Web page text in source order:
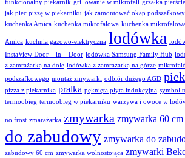
funkcjonalny piekarnik grillowanie w mikrofali grzałka
jak piec pizzę w piekarniku jak zamontować okap podszafkowy
kuchenka Amica kuchenka mikrofalowa kuchenka
Amica kuchnia gazowo-elektryczna lodówka
InstaView Door – in – Door lodówka Samsung Family Hub
z zamrażarką na dole lodówka z zamrażarką na górze
podszafkowego montaż zmywarki odbiór dużego AGD
pizza z piekarnika pralka pęknięta płyta indukcyjna symbol
termoobieg termoobieg w piekarniku warzywa i owoce w
no frost zmarażarka zmywarka zmywarka 60 cm
do zabudowy zmywarka do
zabudowy 60 cm zmywarka wolnostojąca zmywarki